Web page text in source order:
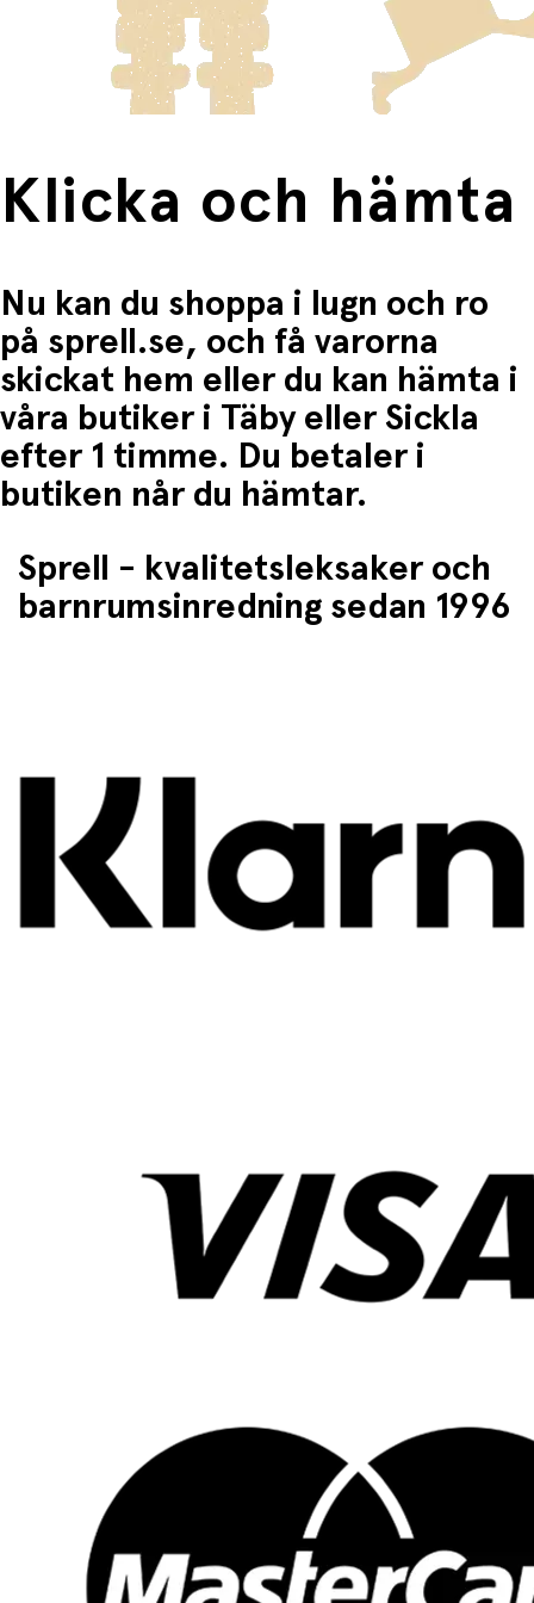
frakten för dessa varor visas i kassan.
Fri frakt när du handlar för mer än 1500:-
Klicka och hämta
Nu kan du shoppa i lugn och ro
på sprell.se, och få varorna
skickat hem eller du kan hämta i
våra butiker i Täby eller Sickla
efter 1 timme. Du betaler i
butiken når du hämtar.
Sprell - kvalitetsleksaker och
barnrumsinredning sedan 1996